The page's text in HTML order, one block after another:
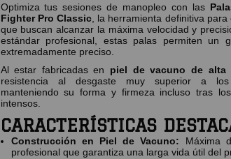
Optimiza tus sesiones de manopleo con las
Fighter Pro Classic, la herramienta definitiva
que buscan alcanzar la máxima velocidad y
estándar profesional, estas palas permiten un
extremadamente preciso.
Al estar fabricadas en piel de vacuno de alta
resistencia al desgaste muy superior a los
manteniendo su forma y firmeza incluso tras
intensos.
CARACTERÍSTICAS
Construcción en Piel de Vacuno: Máxima
profesional que garantiza una larga vida útil del